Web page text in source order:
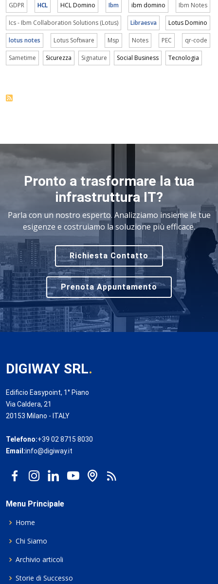
GDPR HCL HCL Domino Ibm ibm domino Ibm Notes
Ics - Ibm Collaboration Solutions (Lotus) Libraesva Lotus Domino
lotus notes Lotus Software Msp Notes PEC qr-code
Sametime Sicurezza Signature Social Business Tecnologia
Pronto a trasformare la tua
infrastruttura IT?
Parla con un nostro esperto. Analizziamo insieme le tue
esigenze e costruiamo la soluzione più efficace.
Richiesta Contatto
Prenota Appuntamento
DIGIWAY SRL.
Edificio Easypoint, 1° Piano
Via Caldera, 21
20153 Milano - ITALY
Telefono:+39 02 8715 8030
Email:info@digiway.it
Menu Principale
Home
Chi Siamo
Archivio articoli
Storie di Successo